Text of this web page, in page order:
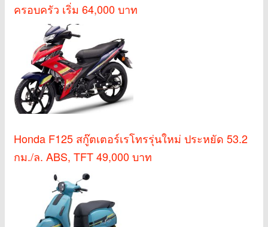
ครอบครัว เริ่ม 64,000 บาท
Honda F125 สกู๊ตเตอร์เรโทรรุ่นใหม่ ประหยัด 53.2
กม./ล. ABS, TFT 49,000 บาท